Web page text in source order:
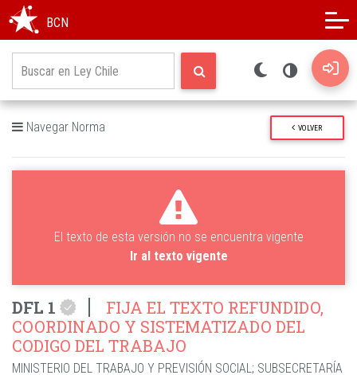
BCN
Navegar Norma VOLVER
El texto de esta versión no se encuentra vigente
Ir al texto vigente
DFL 1
FIJA EL TEXTO REFUNDIDO,
COORDINADO Y SISTEMATIZADO DEL
CODIGO DEL TRABAJO
MINISTERIO DEL TRABAJO Y PREVISIÓN SOCIAL; SUBSECRETARÍA